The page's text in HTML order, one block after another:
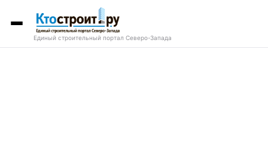
Единый строительный портал Северо-Запада